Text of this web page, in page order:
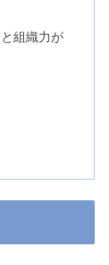
組織力が